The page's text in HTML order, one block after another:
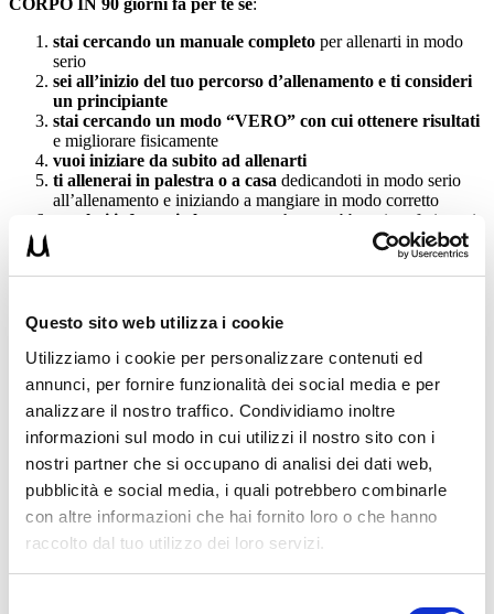
Questo sito web utilizza i cookie
Utilizziamo i cookie per personalizzare contenuti ed
annunci, per fornire funzionalità dei social media e per
analizzare il nostro traffico. Condividiamo inoltre
informazioni sul modo in cui utilizzi il nostro sito con i
nostri partner che si occupano di analisi dei dati web,
pubblicità e social media, i quali potrebbero combinarle
con altre informazioni che hai fornito loro o che hanno
raccolto dal tuo utilizzo dei loro servizi.
stai cercando un manuale completo per allenarti in modo
serio
sei all’inizio del tuo percorso d’allenamento e ti consideri
un principiante
stai cercando un modo “VERO” con cui ottenere risultati
e migliorare fisicamente
vuoi iniziare da subito ad allenarti
ti allenerai in palestra o a casa dedicandoti in modo serio
all’allenamento e iniziando a mangiare in modo corretto
non hai infortuni al momento
che potrebbero interferire nei
A questo punto i programmi presenti in questa Guida sono perfetti
ho testati su diversi miei cliente e risultati sono stati fantastici.
Allenati per 90 giorni e dimmi tu stesso come è andata! Io so già
come andrà!
Perchè ho già ricevuto centinaia di mail di persone che i risultati li
hanno ottenuti! E come dico sempre, aspetto un tuo commento sulla
mia pagina Facebook oppure se preferisci puoi mandarmi i tuoi
feedback anche tramite email. E ricorda:
“I sogni senza un duro
lavoro non si avvereranno mai!”
SE NON TI BASTA ANCORA, ECCO